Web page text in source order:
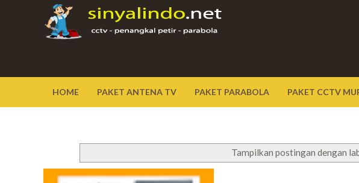
HOME PAKET ANTENA TV PAKET PARABOLA PAKET CCTV
Tampilkan postingan dengan